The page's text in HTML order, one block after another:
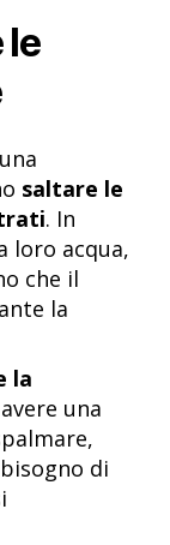
le
saltare le
. In
loro acqua,
che il
la
la
una
di